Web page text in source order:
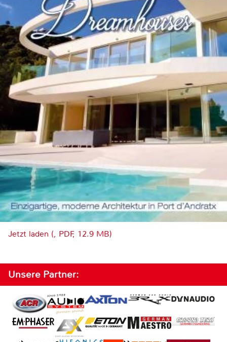
Jetzt laden (, PDF, 12.9 MB)
Unsere Partner: